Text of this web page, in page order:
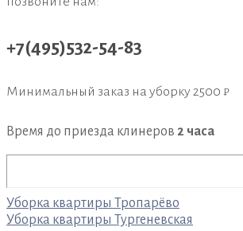
+7(495)532-54-83
Минимальный заказ на уборку 2500 ₽
Время до приезда клинеров 2 часа
Навигация
по
Уборка квартиры Тропарёво
Уборка квартиры Тургеневская